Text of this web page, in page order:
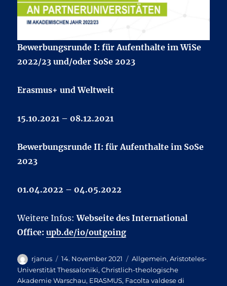
Bewerbungsrunde I: für Aufenthalte im WiSe
2022/23 und/oder SoSe 2023
Erasmus+ und Weltweit
15.10.2021 – 08.12.2021
Bewerbungsrunde II: für Aufenthalte im SoSe
2023
01.04.2022 – 04.05.2022
Weitere Infos:Webseite des International
Office:upb.de/io/outgoing
Autor
rjanus
Veröffentlicht
am
14. November 2021 Kategorien
Allgemein,Aristoteles-
Universtität Thessaloniki,Christlich-theologische
Akademie Warschau, ERASMUS, Facolta valdese di